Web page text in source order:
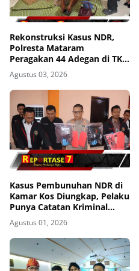
Rekonstruksi Kasus NDR,
Polresta Mataram
Peragakan 44 Adegan di TKP
Kos Gomong
Agustus 03, 2026
Kasus Pembunuhan NDR di
Kamar Kos Diungkap, Pelaku
Punya Catatan Kriminal
Kekerasan
Agustus 01, 2026